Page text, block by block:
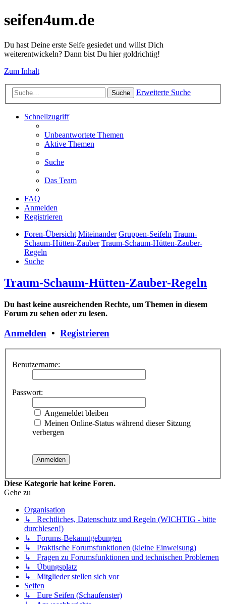
seifen4um.de
Du hast Deine erste Seife gesiedet und willst Dich
weiterentwickeln? Dann bist Du hier goldrichtig!
Zum Inhalt
Suche Erweiterte Suche
Schnellzugriff
Unbeantwortete Themen
Aktive Themen
Suche
Das Team
FAQ
Anmelden
Registrieren
Foren-Übersicht Miteinander Gruppen-Seifeln Traum-
Schaum-Hütten-Zauber Traum-Schaum-Hütten-Zauber-
Regeln
Suche
Traum-Schaum-Hütten-Zauber-Regeln
Du hast keine ausreichenden Rechte, um Themen in diesem
Forum zu sehen oder zu lesen.
Anmelden • Registrieren
Benutzername:
Passwort:
Angemeldet bleiben
Meinen Online-Status während dieser Sitzung
verbergen
Diese Kategorie hat keine Foren.
Gehe zu
Organisation
↳ Rechtliches, Datenschutz und Regeln (WICHTIG - bitte
durchlesen!)
↳ Forums-Bekanntgebungen
↳ Praktische Forumsfunktionen (kleine Einweisung)
↳ Fragen zu Forumsfunktionen und technischen Problemen
↳ Übungsplatz
↳ Mitglieder stellen sich vor
Seifen
↳ Eure Seifen (Schaufenster)